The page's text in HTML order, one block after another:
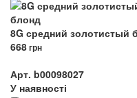
8G средний золотистый
668грн
Арт. b00098027
У наявності